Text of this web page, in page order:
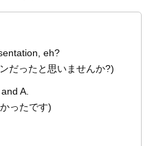
eh?
だったと思いませんか?)
A.
ったです)